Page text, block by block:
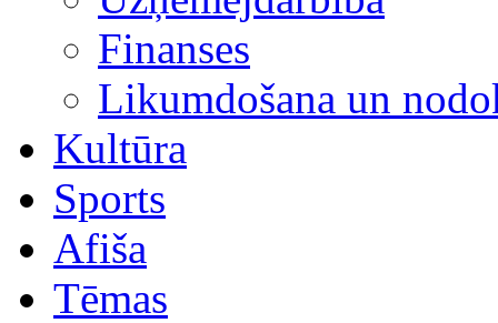
Finanses
Likumdošana un
Kultūra
Sports
Afiša
Tēmas